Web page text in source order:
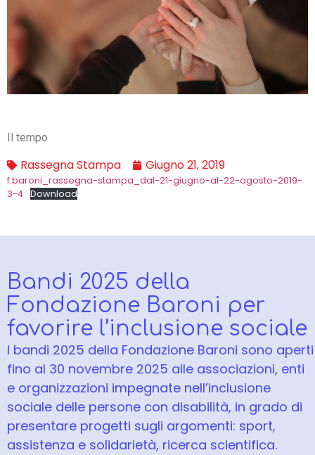
Il tempo
Rassegna Stampa Giugno 21, 2019
f.baroni_rassegna-stampa_dal-21-giugno-al-22-agosto-2019-
3-4 Download
Bandi 2025 della
Fondazione Baroni per
favorire l’inclusione sociale
I bandi 2025 della Fondazione Baroni sono aperti
fino al 30 novembre 2025 alle associazioni, enti
e organizzazioni impegnate nell’inclusione
sociale delle persone con disabilità, in grado di
presentare progetti sugli argomenti: sport,
assistenza e solidarietà, ricerca scientifica.